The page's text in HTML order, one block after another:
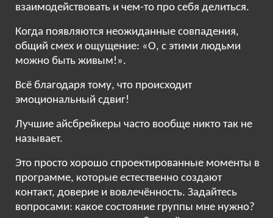
взаимодействовать и чем-то про себя делиться.
Когда появляются неожиданные совпадения,
общий смех и ощущение: «О, с этими людьми
можно быть живым!».
Всё благодаря тому, что происходит
эмоциональный сдвиг!
Лучшие айсбрейкеры часто вообще никто так не
называет.
Это просто хорошо спроектированные моменты в
программе, которые естественно создают
контакт, доверие и вовлечённость. Задайтесь
вопросами: какое состояние группы мне нужно?